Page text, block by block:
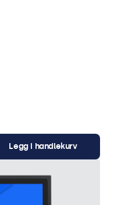
Legg i handlekurv